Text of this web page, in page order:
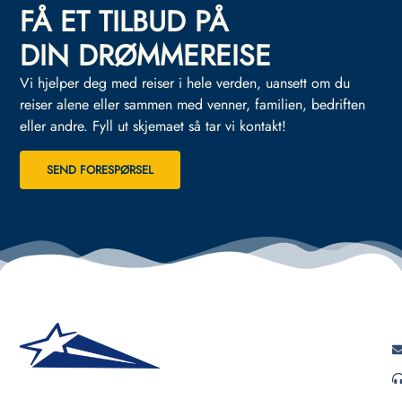
FÅ ET TILBUD PÅ
DIN DRØMMEREISE
Vi hjelper deg med reiser i hele verden, uansett om du
reiser alene eller sammen med venner, familien, bedriften
eller andre. Fyll ut skjemaet så tar vi kontakt!
SEND FORESPØRSEL